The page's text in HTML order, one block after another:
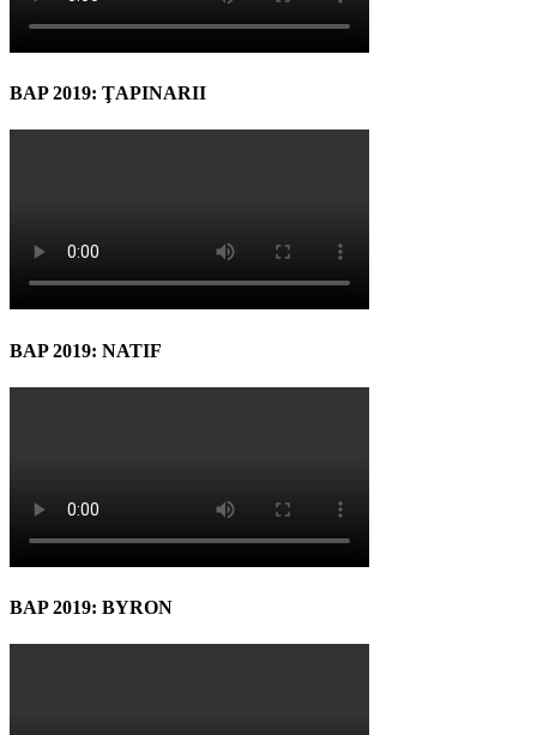
BAP 2019: ŢAPINARII
BAP 2019: NATIF
BAP 2019: BYRON